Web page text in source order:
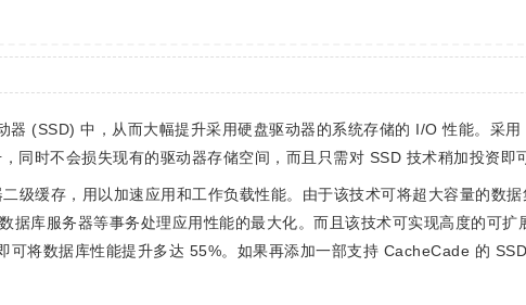
(SSD) 中，从而大幅提升采用硬盘驱动器的系统存储的 I/O 性能。采
时不会损失现有的驱动器存储空间，而且只需对 SSD 技术稍加投资即
缓存，用以加速应用和工作负载性能。由于该技术可将超大容量的数据
库服务器等事务处理应用性能的最大化。而且该技术可实现高度的可扩
将数据库性能提升多达 55%。如果再添加一部支持 CacheCade 的